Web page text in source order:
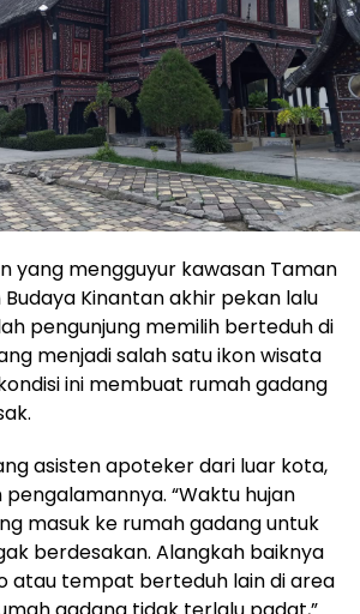
yang mengguyur kawasan Taman
Kinantan akhir pekan lalu
pengunjung memilih berteduh di
menjadi salah satu ikon wisata
ini membuat rumah gadang
asisten apoteker dari luar kota,
“Waktu hujan
masuk ke rumah gadang untuk
berdesakan. Alangkah baiknya
atau tempat berteduh lain di area